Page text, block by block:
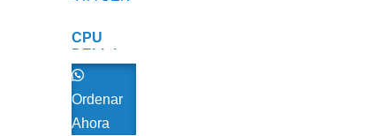
CPU
DELL I7
4TA GEN
Ordenar
Ahora